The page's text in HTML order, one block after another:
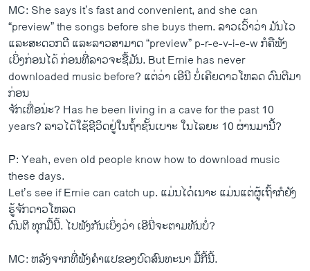
MC: She says it’s fast and convenient, and she can
“preview” the songs before she buys them. ລາວ​ເວົ້າ​ວ່າ ມັນ​ໄວ​
ແລະ​ສະດວກ​ດີ ​ແລະ​ລາວ​ສາມາດ “preview” p-r-e-v-i-e-w ກໍ​ຄື​ຟັງ​
ເບິ່ງ​ກ່ອນ​ໄດ້ ກ່ອນ​ທີ່​ລາວ​ຈະ​ຊື້ມັນ. But Ernie has never
downloaded music before? ​ແຕ່​ວ່າ ​ເອີ​ນີ ບໍ່​ເຄີຍ​ດາວໂຫລດ ດົນຕີ​ມາ​
ກ່ອນ
ຈັກ​ເທື່ອນ່ະ? Has he been living in a cave for the past 10
years? ລາວ​ໄດ້​ໃຊ້​ຊີວິດ​ຢູ່​ໃນ​ຖໍ້າ​ຊັ້ນ​ເບາະ ​ໃນ​ໄລ​ຍະ 10 ຜ່ານ​ມາ​ນີ້?
P: Yeah, even old people know how to download music
these days.
Let’s see if Ernie can catch up. ​ແມ່ນ​ໄດ໋​ເນາະ ​ແມ່ນ​ແຕ່​ຜູ້​ເຖົ້າກໍ​ຍັງ​
ຮູ້ຈັກ​ດາວໂຫລ​ດ
ດົນຕີ ທຸກ​ມື້​ນີ້. ​ໄປ​ຟັງ​ກັນ​ເບິ່ງ​ວ່າ ​ເອີ​ນີ່​ຈະ​ຕາມ​ທັນ​ບໍ່?
MC: ຫລັງ​ຈາກ​ທີ່​ຟັງ​ຄໍາ​ແປ​ຂອງ​ບົດ​ສົນທະນາ ມື້​ກີ້​ນີ້.